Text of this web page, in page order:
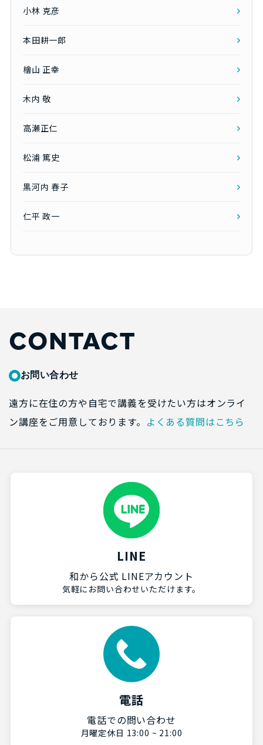
小林 克彦
本田耕一郎
檜山 正幸
木内 敬
高瀬正仁
松浦 篤史
黒河内 春子
仁平 政一
CONTACT
お問い合わせ
遠方に在住の方や自宅で講義を受けたい方はオンライ
ン講座をご用意しております。 よくある質問はこちら
LINE
和から公式 LINEアカウント
気軽にお問い合わせいただけます。
電話
電話での問い合わせ
月曜定休日 13:00 ~ 21:00